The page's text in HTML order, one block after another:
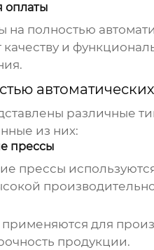
оплаты
на полностью
качеству и
различные
из них:
прессы
прессы
для
продукции.